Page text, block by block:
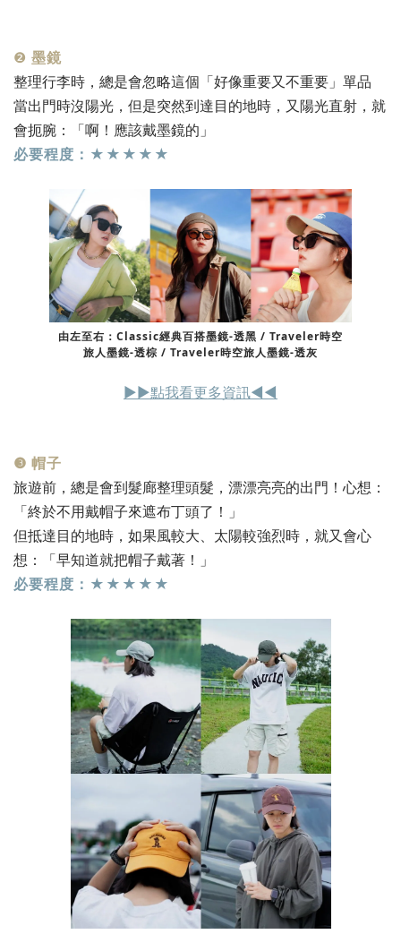
❷ 墨鏡
整理行李時，總是會忽略這個「好像重要又不重要」單品
當出門時沒陽光，但是突然到達目的地時，又陽光直射，就
會扼腕：「啊！應該戴墨鏡的」
必要程度：★★★★★
由左至右：Classic經典百搭墨鏡-透黑 / Traveler時空
旅人墨鏡-透棕 / Traveler時空旅人墨鏡-透灰
▶︎▶︎點我看更多資訊◀︎◀︎
❸ 帽子
旅遊前，總是會到髮廊整理頭髮，漂漂亮亮的出門！心想：
「終於不用戴帽子來遮布丁頭了！」
但抵達目的地時，如果風較大、太陽較強烈時，就又會心
想：「早知道就把帽子戴著！」
必要程度：★★★★★